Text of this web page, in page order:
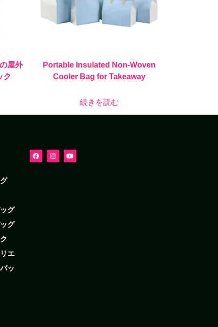
屋外
ク
Portable Insulated Non-Woven
Cooler Bag for Takeaway
続きを読む
グ
グ
エ
ッ